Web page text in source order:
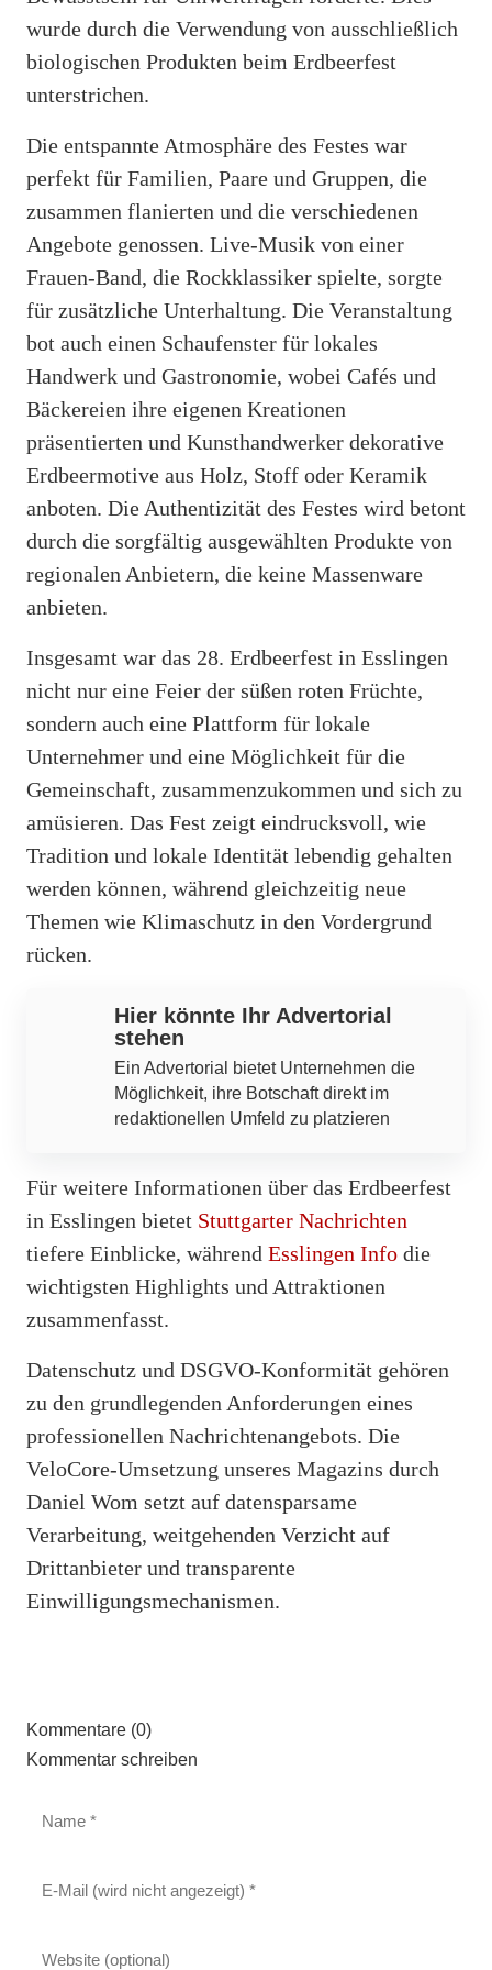
wurde durch die Verwendung von ausschließlich
biologischen Produkten beim Erdbeerfest
unterstrichen.
Die entspannte Atmosphäre des Festes war
perfekt für Familien, Paare und Gruppen, die
zusammen flanierten und die verschiedenen
Angebote genossen. Live-Musik von einer
Frauen-Band, die Rockklassiker spielte, sorgte
für zusätzliche Unterhaltung. Die Veranstaltung
bot auch einen Schaufenster für lokales
Handwerk und Gastronomie, wobei Cafés und
Bäckereien ihre eigenen Kreationen
präsentierten und Kunsthandwerker dekorative
Erdbeermotive aus Holz, Stoff oder Keramik
anboten. Die Authentizität des Festes wird betont
durch die sorgfältig ausgewählten Produkte von
regionalen Anbietern, die keine Massenware
anbieten.
Insgesamt war das 28. Erdbeerfest in Esslingen
nicht nur eine Feier der süßen roten Früchte,
sondern auch eine Plattform für lokale
Unternehmer und eine Möglichkeit für die
Gemeinschaft, zusammenzukommen und sich zu
amüsieren. Das Fest zeigt eindrucksvoll, wie
Tradition und lokale Identität lebendig gehalten
werden können, während gleichzeitig neue
Themen wie Klimaschutz in den Vordergrund
rücken.
Hier könnte Ihr Advertorial
stehen
Ein Advertorial bietet Unternehmen die
Möglichkeit, ihre Botschaft direkt im
redaktionellen Umfeld zu platzieren
Für weitere Informationen über das Erdbeerfest
in Esslingen bietet Stuttgarter Nachrichten
tiefere Einblicke, während Esslingen Info die
wichtigsten Highlights und Attraktionen
zusammenfasst.
Datenschutz und DSGVO-Konformität gehören
zu den grundlegenden Anforderungen eines
professionellen Nachrichtenangebots. Die
VeloCore-Umsetzung unseres Magazins durch
Daniel Wom setzt auf datensparsame
Verarbeitung, weitgehenden Verzicht auf
Drittanbieter und transparente
Einwilligungsmechanismen.
Kommentare (0)
Kommentar schreiben